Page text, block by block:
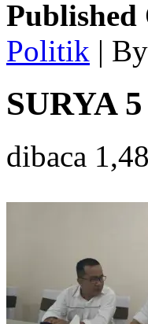
Published
Politik | By
SURYA
dibaca